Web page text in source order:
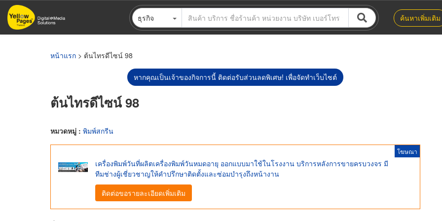
ข้าม
ไป
ธุรกิจ ค้นหาเพิ่มเติม
หน้าแรก > ต้นไทรดีไซน์ 98
หากคุณเป็นเจ้าของกิจการนี้ ติดต่อรับส่วนลดพิเศษ! เพื่อจัดทำเว็บไซต์
ต้นไทรดีไซน์ 98
หมวดหมู่ : พิมพ์สกรีน
โฆษณา
เครื่องพิมพ์วันที่ผลิตเครื่องพิมพ์วันหมดอายุ ออกแบบมาใช้ในโรงงาน บริการหลังการขายครบวงจร มี
ทีมช่างผู้เชี่ยวชาญให้คำปรึกษาติดตั้งและซ่อมบำรุงถึงหน้างาน
ติดต่อขอรายละเอียดเพิ่มเติม